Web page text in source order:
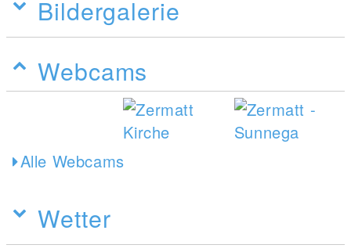
Bildergalerie
Webcams
Alle Webcams
Wetter